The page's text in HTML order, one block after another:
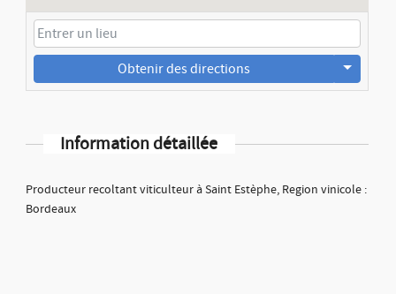
Obtenir des directions
Information détaillée
Producteur recoltant viticulteur à Saint Estèphe, Region vinicole :
Bordeaux